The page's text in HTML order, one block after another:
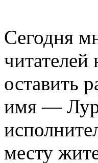
Сегодня
оставить
имя —
месту